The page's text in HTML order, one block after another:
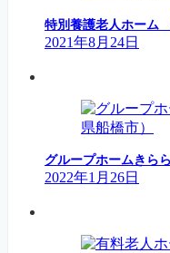
特別養護老人ホーム
2021年8月24日
グループホームきら
2022年1月26日